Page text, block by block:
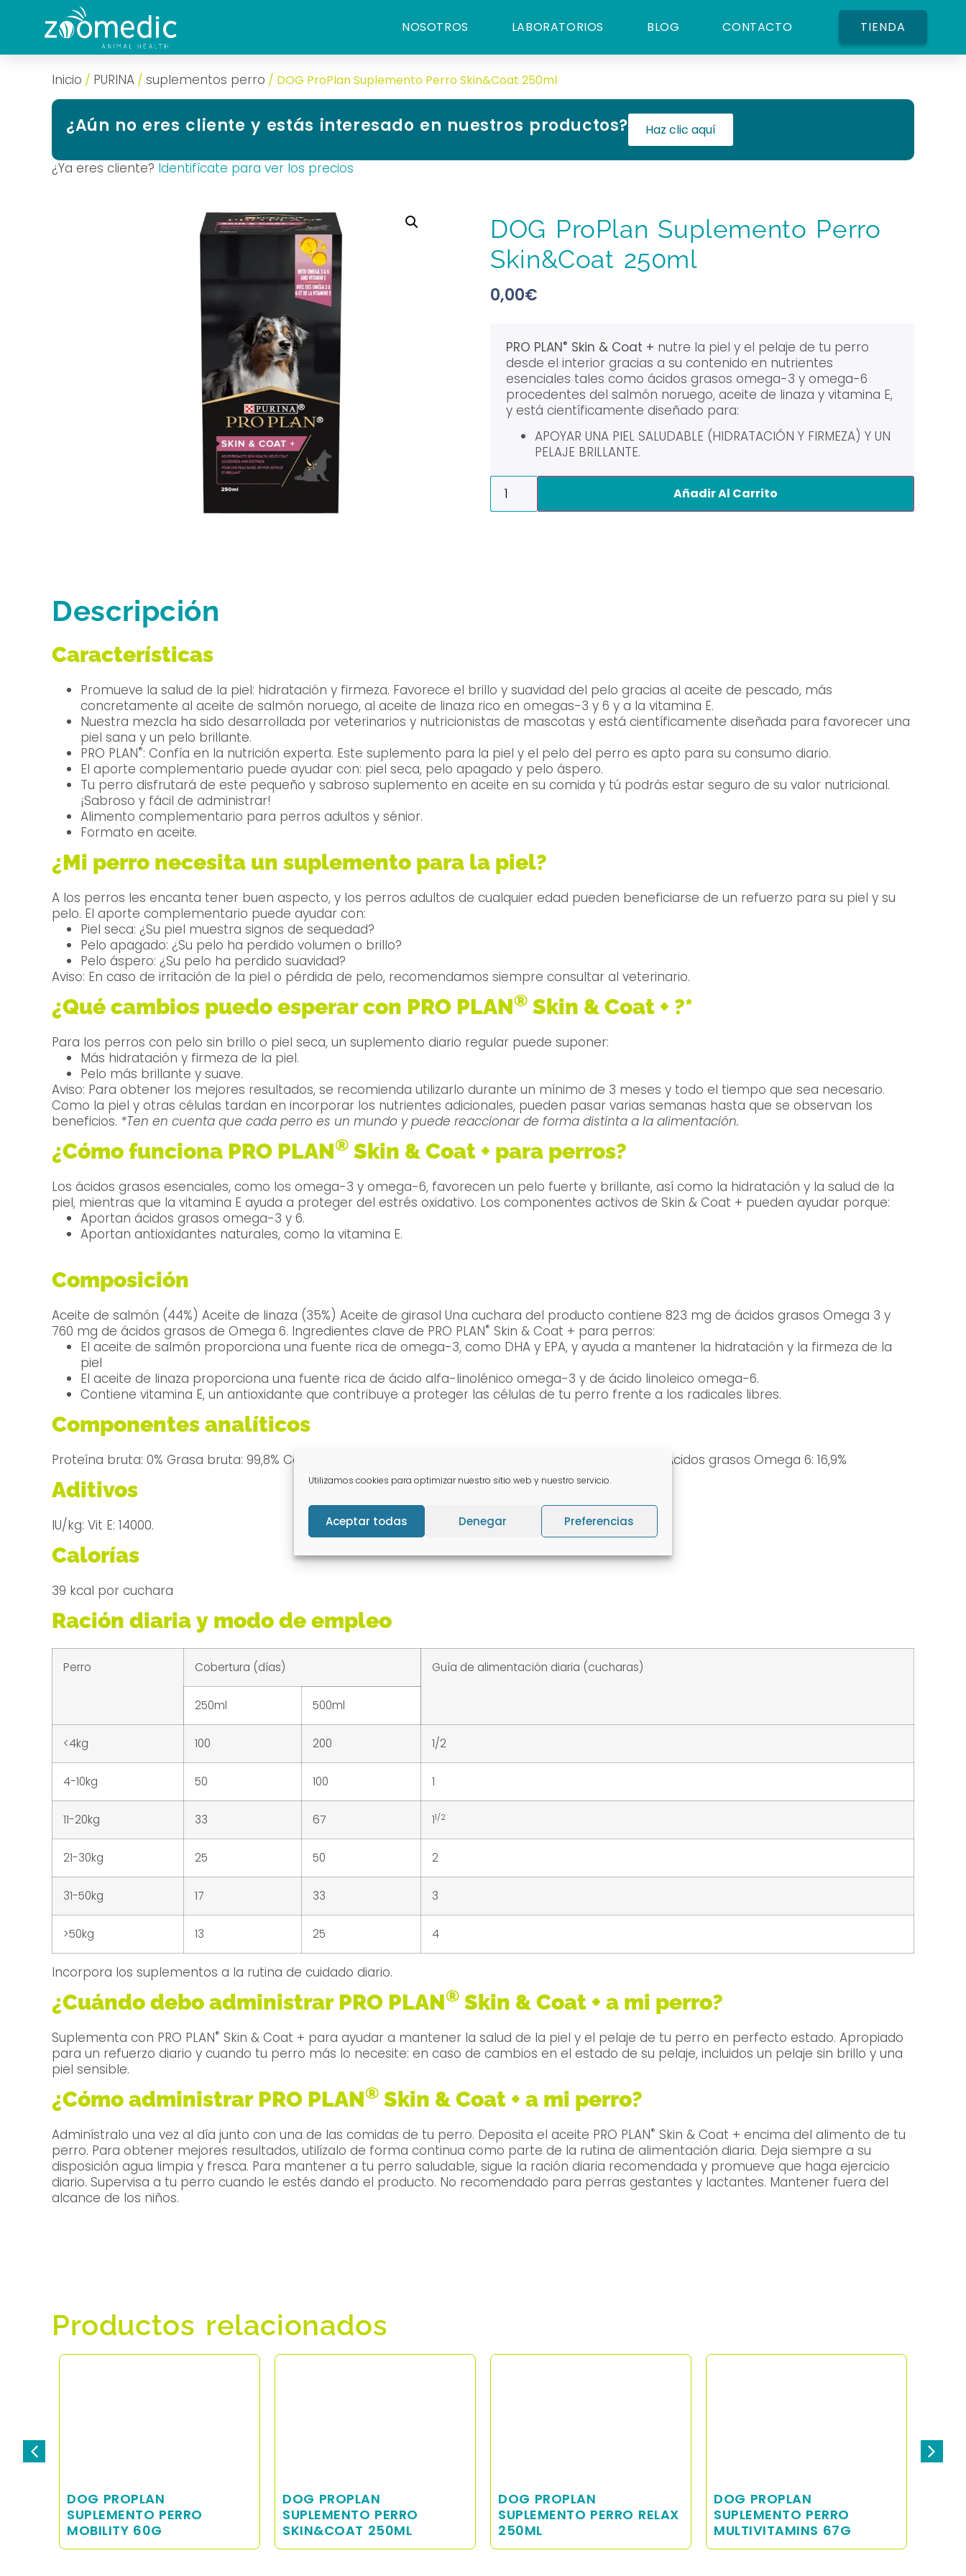
Utilizamos cookies para optimizar nuestro sitio web y nuestro servicio.
Aceptar todas Denegar Preferencias
NOSOTROS LABORATORIOS BLOG CONTACTO TIENDA
Inicio / PURINA / suplementos perro / DOG ProPlan Suplemento Perro Skin&Coat 250ml
¿Aún no eres cliente y estás interesado en nuestros productos? Haz clic aquí
¿Ya eres cliente? Identifícate para ver los precios
DOG ProPlan Suplemento Perro
Skin&Coat 250ml
0,00€
PRO PLAN® Skin & Coat + nutre la piel y el pelaje de tu perro
desde el interior gracias a su contenido en nutrientes
esenciales tales como ácidos grasos omega-3 y omega-6
procedentes del salmón noruego, aceite de linaza y vitamina E,
y está científicamente diseñado para:
APOYAR UNA PIEL SALUDABLE (HIDRATACIÓN Y FIRMEZA) Y UN
PELAJE BRILLANTE.
Añadir Al Carrito
Descripción
Características
Promueve la salud de la piel: hidratación y firmeza. Favorece el brillo y suavidad del pelo gracias al aceite de pescado, más
concretamente al aceite de salmón noruego, al aceite de linaza rico en omegas-3 y 6 y a la vitamina E.
Nuestra mezcla ha sido desarrollada por veterinarios y nutricionistas de mascotas y está científicamente diseñada para favorecer una
piel sana y un pelo brillante.
PRO PLAN®: Confía en la nutrición experta. Este suplemento para la piel y el pelo del perro es apto para su consumo diario.
El aporte complementario puede ayudar con: piel seca, pelo apagado y pelo áspero.
Tu perro disfrutará de este pequeño y sabroso suplemento en aceite en su comida y tú podrás estar seguro de su valor nutricional.
¡Sabroso y fácil de administrar!
Alimento complementario para perros adultos y sénior.
Formato en aceite.
¿Mi perro necesita un suplemento para la piel?
A los perros les encanta tener buen aspecto, y los perros adultos de cualquier edad pueden beneficiarse de un refuerzo para su piel y su
pelo. El aporte complementario puede ayudar con:
Piel seca: ¿Su piel muestra signos de sequedad?
Pelo apagado: ¿Su pelo ha perdido volumen o brillo?
Pelo áspero: ¿Su pelo ha perdido suavidad?
Aviso: En caso de irritación de la piel o pérdida de pelo, recomendamos siempre consultar al veterinario.
¿Qué cambios puedo esperar con PRO PLAN® Skin & Coat + ?*
Para los perros con pelo sin brillo o piel seca, un suplemento diario regular puede suponer:
Más hidratación y firmeza de la piel.
Pelo más brillante y suave.
Aviso: Para obtener los mejores resultados, se recomienda utilizarlo durante un mínimo de 3 meses y todo el tiempo que sea necesario.
Como la piel y otras células tardan en incorporar los nutrientes adicionales, pueden pasar varias semanas hasta que se observan los
beneficios. *Ten en cuenta que cada perro es un mundo y puede reaccionar de forma distinta a la alimentación.
¿Cómo funciona PRO PLAN® Skin & Coat + para perros?
Los ácidos grasos esenciales, como los omega-3 y omega-6, favorecen un pelo fuerte y brillante, así como la hidratación y la salud de la
piel, mientras que la vitamina E ayuda a proteger del estrés oxidativo. Los componentes activos de Skin & Coat + pueden ayudar porque:
Aportan ácidos grasos omega-3 y 6.
Aportan antioxidantes naturales, como la vitamina E.
Composición
Aceite de salmón (44%) Aceite de linaza (35%) Aceite de girasol Una cuchara del producto contiene 823 mg de ácidos grasos Omega 3 y
760 mg de ácidos grasos de Omega 6. Ingredientes clave de PRO PLAN® Skin & Coat + para perros:
El aceite de salmón proporciona una fuente rica de omega-3, como DHA y EPA, y ayuda a mantener la hidratación y la firmeza de la
piel
El aceite de linaza proporciona una fuente rica de ácido alfa-linolénico omega-3 y de ácido linoleico omega-6.
Contiene vitamina E, un antioxidante que contribuye a proteger las células de tu perro frente a los radicales libres.
Componentes analíticos
Proteína bruta: 0% Grasa bruta: 99,8% Ceniza bruta: 0% Fibra bruta: 0% Ácidos grasos Omega 3: 18,3% Ácidos grasos Omega 6: 16,9%
Aditivos
IU/kg: Vit E: 14000.
Calorías
39 kcal por cuchara
Ración diaria y modo de empleo
Perro Cobertura (días) Guía de alimentación diaria (cucharas)
250ml 500ml
<4kg 100 200 1/2
4-10kg 50 100 1
11-20kg 33 67 11/2
21-30kg 25 50 2
31-50kg 17 33 3
>50kg 13 25 4
Incorpora los suplementos a la rutina de cuidado diario.
¿Cuándo debo administrar PRO PLAN® Skin & Coat + a mi perro?
Suplementa con PRO PLAN® Skin & Coat + para ayudar a mantener la salud de la piel y el pelaje de tu perro en perfecto estado. Apropiado
para un refuerzo diario y cuando tu perro más lo necesite: en caso de cambios en el estado de su pelaje, incluidos un pelaje sin brillo y una
piel sensible.
¿Cómo administrar PRO PLAN® Skin & Coat + a mi perro?
Adminístralo una vez al día junto con una de las comidas de tu perro. Deposita el aceite PRO PLAN® Skin & Coat + encima del alimento de tu
perro. Para obtener mejores resultados, utilízalo de forma continua como parte de la rutina de alimentación diaria. Deja siempre a su
disposición agua limpia y fresca. Para mantener a tu perro saludable, sigue la ración diaria recomendada y promueve que haga ejercicio
diario. Supervisa a tu perro cuando le estés dando el producto. No recomendado para perras gestantes y lactantes. Mantener fuera del
alcance de los niños.
Productos relacionados
DOG PROPLAN
SUPLEMENTO PERRO
MOBILITY 60G
DOG PROPLAN
SUPLEMENTO PERRO
SKIN&COAT 250ML
DOG PROPLAN
SUPLEMENTO PERRO RELAX
250ML
DOG PROPLAN
SUPLEMENTO PERRO
MULTIVITAMINS 67G